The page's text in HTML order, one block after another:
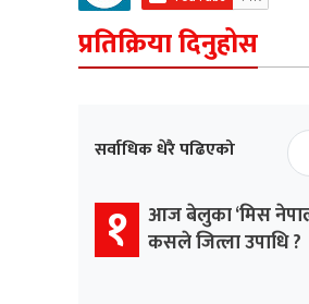
प्रतिक्रिया दिनुहोस
सर्वाधिक धेरै पढिएको
१
आज बेलुका ‘मिस
कसले जित्ला उपाधि ?